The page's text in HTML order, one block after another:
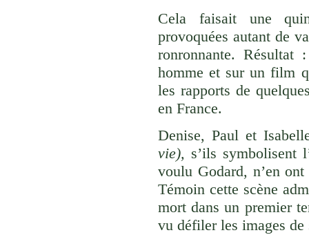
Cela faisait une
provoquées autant de
ronronnante. Résultat
homme et sur un film
les rapports de
en France.
Denise, Paul et
vie), s’ils symbolisent
voulu Godard, n’en
Témoin cette scène
mort dans un premier
vu défiler les images de